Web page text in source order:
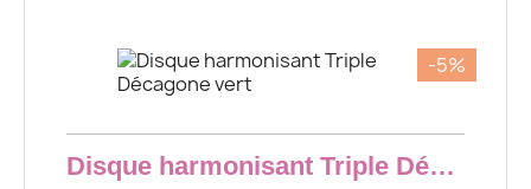
-5%
Disque harmonisant Triple Décagone vert